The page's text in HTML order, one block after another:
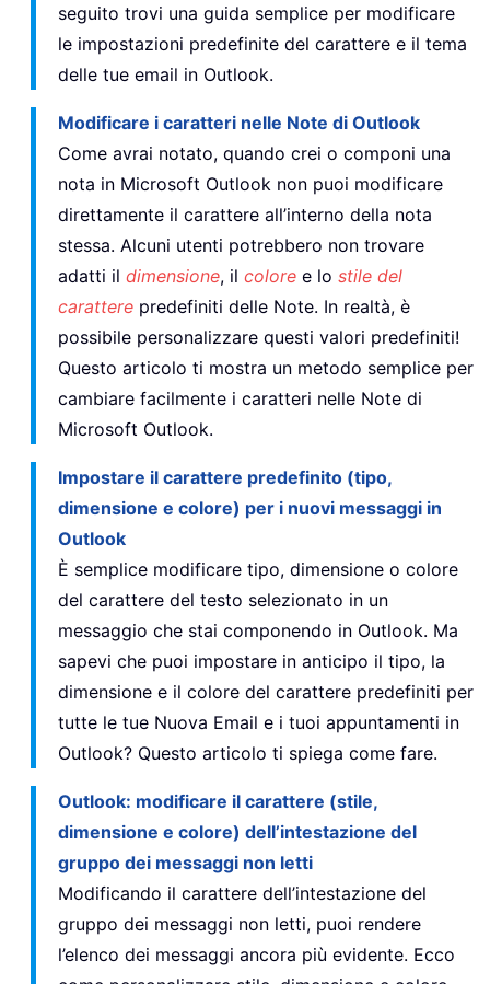
seguito trovi una guida semplice per modificare
le impostazioni predefinite del carattere e il tema
delle tue email in Outlook.
Modificare i caratteri nelle Note di Outlook
Come avrai notato, quando crei o componi una
nota in Microsoft Outlook non puoi modificare
direttamente il carattere all’interno della nota
stessa. Alcuni utenti potrebbero non trovare
adatti il dimensione, il colore e lo stile del
carattere predefiniti delle Note. In realtà, è
possibile personalizzare questi valori predefiniti!
Questo articolo ti mostra un metodo semplice per
cambiare facilmente i caratteri nelle Note di
Microsoft Outlook.
Impostare il carattere predefinito (tipo,
dimensione e colore) per i nuovi messaggi in
Outlook
È semplice modificare tipo, dimensione o colore
del carattere del testo selezionato in un
messaggio che stai componendo in Outlook. Ma
sapevi che puoi impostare in anticipo il tipo, la
dimensione e il colore del carattere predefiniti per
tutte le tue Nuova Email e i tuoi appuntamenti in
Outlook? Questo articolo ti spiega come fare.
Outlook: modificare il carattere (stile,
dimensione e colore) dell’intestazione del
gruppo dei messaggi non letti
Modificando il carattere dell’intestazione del
gruppo dei messaggi non letti, puoi rendere
l’elenco dei messaggi ancora più evidente. Ecco